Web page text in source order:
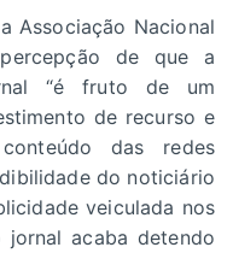
Associação Nacional
de que a
“é fruto de um
de recurso e
das redes
do noticiário
veiculada nos
acaba detendo